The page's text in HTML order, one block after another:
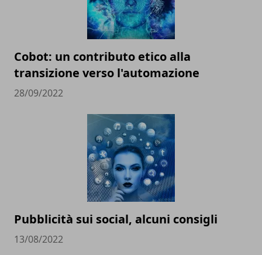
Cobot: un contributo etico alla
transizione verso l'automazione
28/09/2022
Pubblicità sui social, alcuni consigli
13/08/2022